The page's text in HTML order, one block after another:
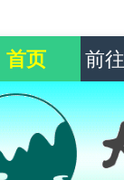
首页 前